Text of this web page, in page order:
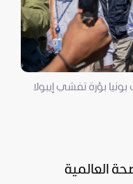
بؤرة تفشي إيبولا
العالمية